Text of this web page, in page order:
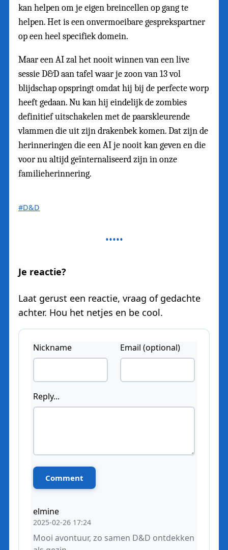
kan helpen om je eigen breincellen op gang te
helpen. Het is een onvermoeibare gesprekspartner
op een heel specifiek domein.
Maar een AI zal het nooit winnen van een live
sessie D&D aan tafel waar je zoon van 13 vol
blijdschap opspringt omdat hij bij de perfecte worp
heeft gedaan. Nu kan hij eindelijk de zombies
definitief uitschakelen met de paarskleurende
vlammen die uit zijn drakenbek komen. Dat zijn de
herinneringen die een AI je nooit kan geven en die
voor nu altijd geïnternaliseerd zijn in onze
familieherinnering.
#D&D
Je reactie?
Laat gerust een reactie, vraag of gedachte
achter. Hou het netjes en be cool.